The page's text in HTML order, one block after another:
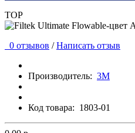
TOP
0 отзывов / Написать отзыв
Производитель: 3М
Код товара: 1803-01